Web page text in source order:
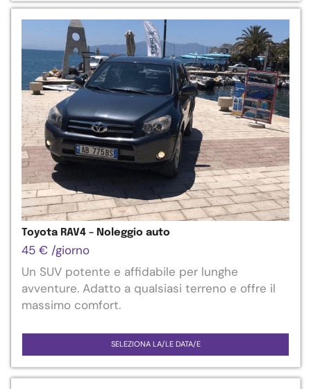
Toyota RAV4 – Noleggio auto
45 € /giorno
Un SUV potente e affidabile per lunghe
avventure. Adatto a qualsiasi terreno e offre il
massimo comfort.
SELEZIONA LA/LE DATA/E